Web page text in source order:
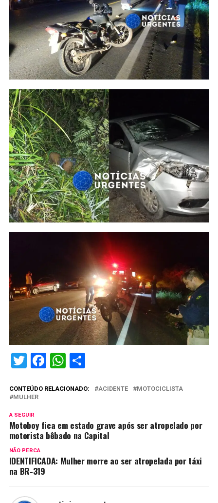
Twitter
Facebook
WhatsApp
Share
CONTEÚDO RELACIONADO: ACIDENTE
MOTOCICLISTA
MULHER
A SEGUIR
Motoboy fica em estado grave após ser atropelado por
motorista bêbado na Capital
NÃO PERCA
IDENTIFICADA: Mulher morre ao ser atropelada por táxi
na BR-319